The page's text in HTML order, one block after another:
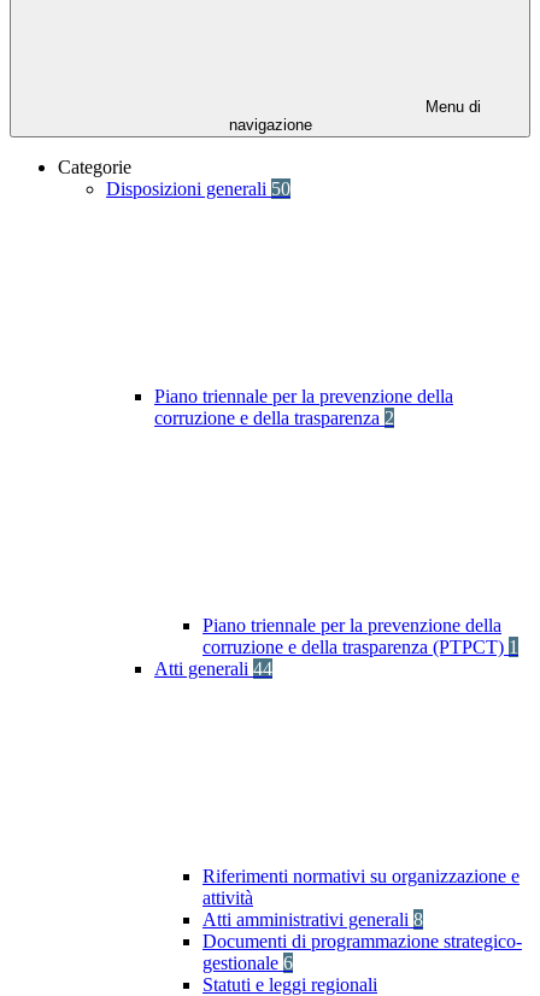
Menu di
navigazione
Categorie
Disposizioni generali 50
Piano triennale per la prevenzione della
corruzione e della trasparenza 2
Piano triennale per la prevenzione della
corruzione e della trasparenza (PTPCT) 1
Atti generali 44
Riferimenti normativi su organizzazione e
attività
Atti amministrativi generali 8
Documenti di programmazione strategico-
gestionale 6
Statuti e leggi regionali